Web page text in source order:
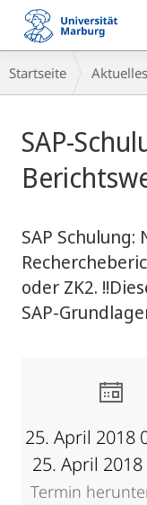
Mobile-
Navigation
Breadcrumb-
Navigation
Startseite Aktuelles
SAP-
SAP Schulung:
oder ZK2.
SAP-
25. April 2018
25. April 2018
Termin